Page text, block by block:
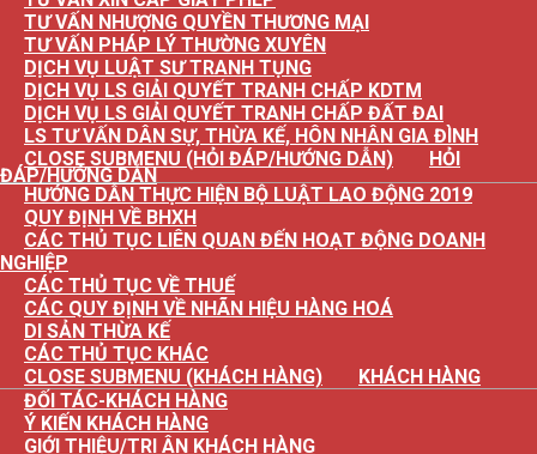
TƯ VẤN NHƯỢNG QUYỀN THƯƠNG MẠI
TƯ VẤN PHÁP LÝ THƯỜNG XUYÊN
DỊCH VỤ LUẬT SƯ TRANH TỤNG
DỊCH VỤ LS GIẢI QUYẾT TRANH CHẤP KDTM
DỊCH VỤ LS GIẢI QUYẾT TRANH CHẤP ĐẤT ĐAI
LS TƯ VẤN DÂN SỰ, THỪA KẾ, HÔN NHÂN GIA ĐÌNH
CLOSE SUBMENU (HỎI ĐÁP/HƯỚNG DẪN)
HỎI
ĐÁP/HƯỚNG DẪN
HƯỚNG DẪN THỰC HIỆN BỘ LUẬT LAO ĐỘNG 2019
QUY ĐỊNH VỀ BHXH
CÁC THỦ TỤC LIÊN QUAN ĐẾN HOẠT ĐỘNG DOANH
NGHIỆP
CÁC THỦ TỤC VỀ THUẾ
CÁC QUY ĐỊNH VỀ NHÃN HIỆU HÀNG HOÁ
DI SẢN THỪA KẾ
CÁC THỦ TỤC KHÁC
CLOSE SUBMENU (KHÁCH HÀNG)
KHÁCH HÀNG
ĐỐI TÁC-KHÁCH HÀNG
Ý KIẾN KHÁCH HÀNG
GIỚI THIỆU/TRI ÂN KHÁCH HÀNG